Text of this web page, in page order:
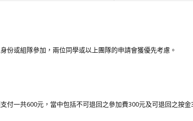
份或組隊參加，兩位同學或以上團隊的申請會獲優先考慮。
付一共600元，當中包括不可退回之參加費300元及可退回之按